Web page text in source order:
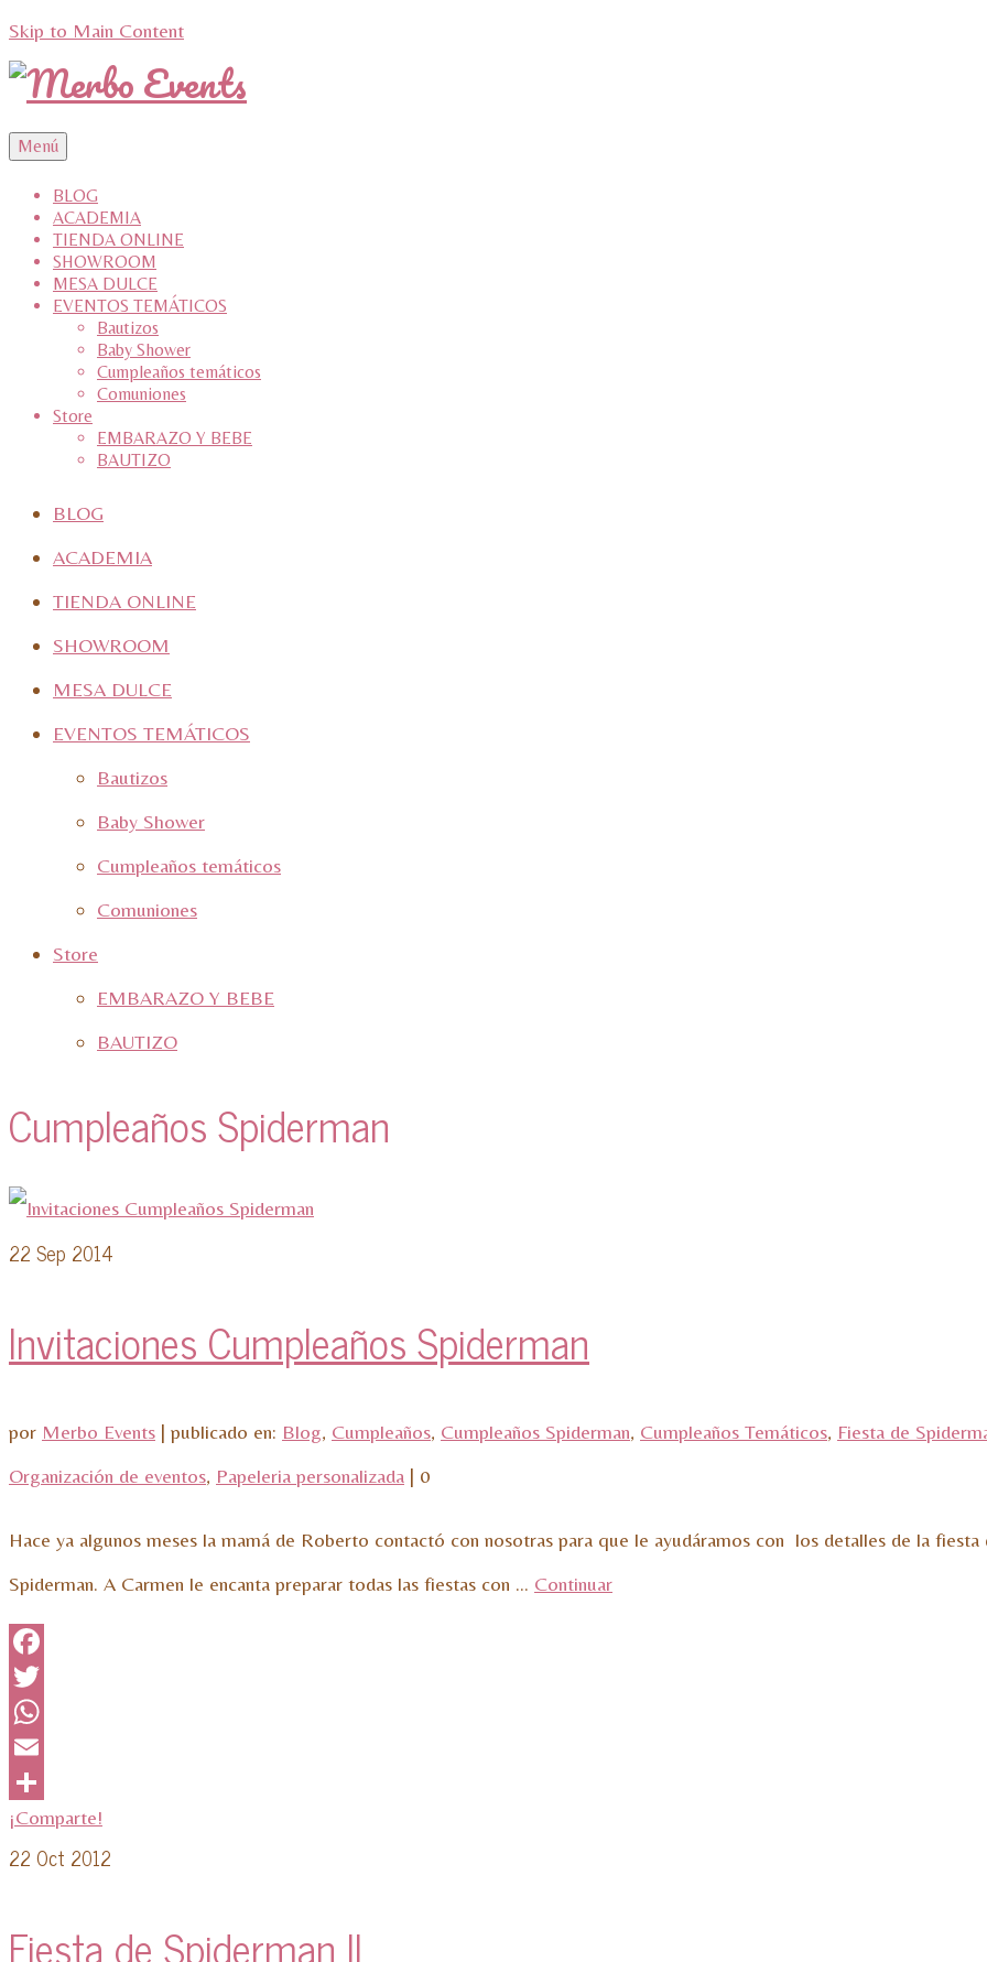
Skip to Main Content
Menú
BLOG
ACADEMIA
TIENDA ONLINE
SHOWROOM
MESA DULCE
EVENTOS TEMÁTICOS
Bautizos
Baby Shower
Cumpleaños temáticos
Comuniones
Store
EMBARAZO Y BEBE
BAUTIZO
BLOG
ACADEMIA
TIENDA ONLINE
SHOWROOM
MESA DULCE
EVENTOS TEMÁTICOS
Bautizos
Baby Shower
Cumpleaños temáticos
Comuniones
Store
EMBARAZO Y BEBE
BAUTIZO
Cumpleaños Spiderman
22 Sep 2014
Invitaciones Cumpleaños Spiderman
por Merbo Events | publicado en: Blog, Cumpleaños, Cumpleaños Spiderman, Cumpleaños Temáticos, Fiesta de
Organización de eventos, Papeleria personalizada | 0
Hace ya algunos meses la mamá de Roberto contactó con nosotras para que le ayudáramos con los detalles de la
Spiderman. A Carmen le encanta preparar todas las fiestas con … Continuar
Facebook
Twitter
WhatsApp
Email
¡Comparte!
22 Oct 2012
Fiesta de Spiderman II